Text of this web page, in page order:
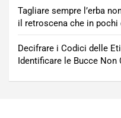
Tagliare sempre l’erba
il retroscena che in
Decifrare i Codici delle
Identificare le Bucce